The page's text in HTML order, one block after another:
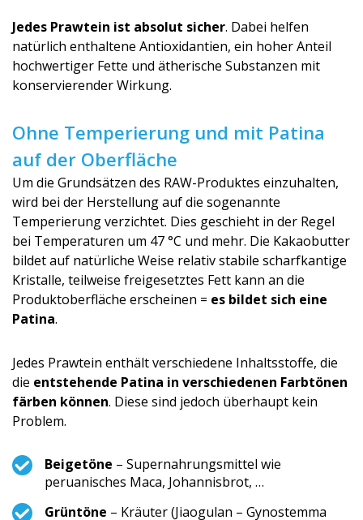
Jedes Prawtein ist absolut sicher. Dabei helfen
natürlich enthaltene Antioxidantien, ein hoher Anteil
hochwertiger Fette und ätherische Substanzen mit
konservierender Wirkung.
Ohne Temperierung und mit Patina
auf der Oberfläche
Um die Grundsätzen des RAW-Produktes einzuhalten,
wird bei der Herstellung auf die sogenannte
Temperierung verzichtet. Dies geschieht in der Regel
bei Temperaturen um 47 °C und mehr. Die Kakaobutter
bildet auf natürliche Weise relativ stabile scharfkantige
Kristalle, teilweise freigesetztes Fett kann an die
Produktoberfläche erscheinen = es bildet sich eine
Patina.
Jedes Prawtein enthält verschiedene Inhaltsstoffe, die
die entstehende Patina in verschiedenen Farbtönen
färben können. Diese sind jedoch überhaupt kein
Problem.
Beigetöne – Supernahrungsmittel wie
peruanisches Maca, Johannisbrot, …
Grüntöne – Kräuter (Jiaogulan – Gynostemma